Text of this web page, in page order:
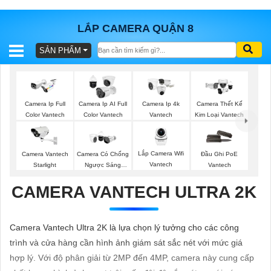
LẮP CAMERA QUẬN 8
BÁO
TRỌN
GÓI
SẢN
TƯ
VẤN
LẮP
SẢN PHẨM
Camera Ip Full
Color Vantech
Camera Ip AI Full
Color Vantech
Camera Ip 4k
Vantech
Camera Thết Kế
Kim Loại Vantech
Camera Vantech
Starlight
Camera Có Chống
Ngược Sáng
Lắp Camera Wifi
Vantech
Đầu Ghi PoE
Vantech
CAMERA VANTECH ULTRA 2K
Camera Vantech Ultra 2K là lựa chọn lý tưởng cho các công
trình và cửa hàng cần hình ảnh giám sát sắc nét với mức giá
hợp lý. Với độ phân giải từ 2MP đến 4MP, camera này cung cấp